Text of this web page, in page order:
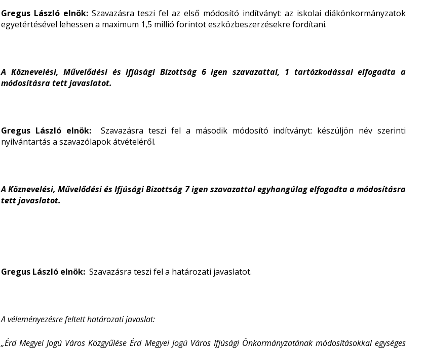
Gregus László elnök: Szavazásra teszi fel az első módosító indítványt: az iskolai diákönkormányzatok
egyetértésével lehessen a maximum 1,5 millió forintot eszközbeszerzésekre fordítani.
A Köznevelési, Művelődési és Ifjúsági Bizottság 6 igen szavazattal, 1 tartózkodással elfogadta a
módosításra tett javaslatot.
Gregus László elnök:
Szavazásra teszi fel a második módosító indítványt: készüljön név szerinti
nyilvántartás a szavazólapok átvételéről.
A Köznevelési, Művelődési és Ifjúsági Bizottság 7 igen szavazattal egyhangúlag elfogadta a módosításra
tett javaslatot.
Gregus László elnök: Szavazásra teszi fel a határozati javaslatot.
A véleményezésre feltett határozati javaslat:
„Érd Megyei Jogú Város Közgyűlése Érd Megyei Jogú Város Ifjúsági Önkormányzatának módosításokkal egységes